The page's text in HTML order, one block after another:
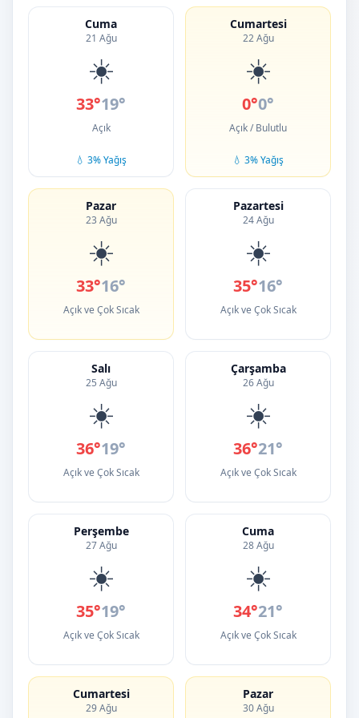
Cuma
21 Ağu
☀️
33°19°
Açık
💧 3% Yağış
Cumartesi
22 Ağu
☀️
0°0°
Açık / Bulutlu
💧 3% Yağış
Pazar
23 Ağu
☀️
33°16°
Açık ve Çok Sıcak
Pazartesi
24 Ağu
☀️
35°16°
Açık ve Çok Sıcak
Salı
25 Ağu
☀️
36°19°
Açık ve Çok Sıcak
Çarşamba
26 Ağu
☀️
36°21°
Açık ve Çok Sıcak
Perşembe
27 Ağu
☀️
35°19°
Açık ve Çok Sıcak
Cuma
28 Ağu
☀️
34°21°
Açık ve Çok Sıcak
Cumartesi
29 Ağu
Pazar
30 Ağu